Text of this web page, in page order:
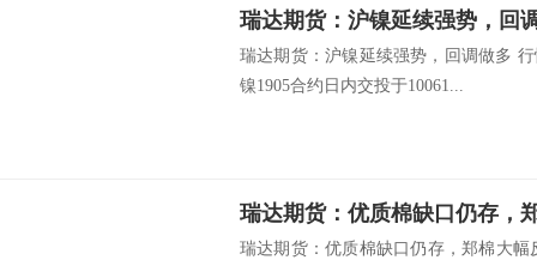
瑞达期货：沪镍延续强势，回
瑞达期货：沪镍延续强势，回调做多
镍1905合约日内交投于10061...
瑞达期货：优质棉缺口仍存，
瑞达期货：优质棉缺口仍存，郑棉大幅